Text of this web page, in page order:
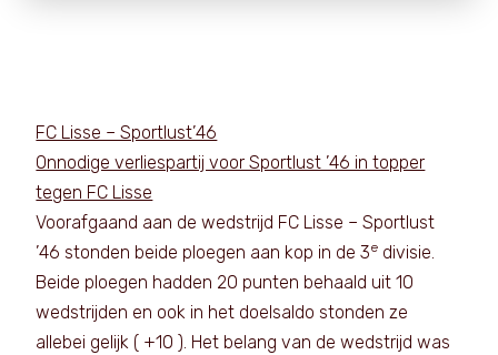
FC Lisse – Sportlust’46
Onnodige verliespartij voor Sportlust ’46 in topper
tegen FC Lisse
Voorafgaand aan de wedstrijd FC Lisse – Sportlust
’46 stonden beide ploegen aan kop in de 3e divisie.
Beide ploegen hadden 20 punten behaald uit 10
wedstrijden en ook in het doelsaldo stonden ze
allebei gelijk ( +10 ). Het belang van de wedstrijd was